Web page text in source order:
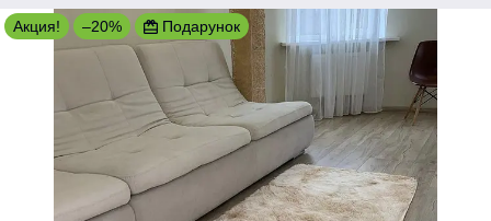
Акция! –20% Подарунок